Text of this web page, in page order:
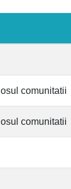
comunitatii
comunitatii